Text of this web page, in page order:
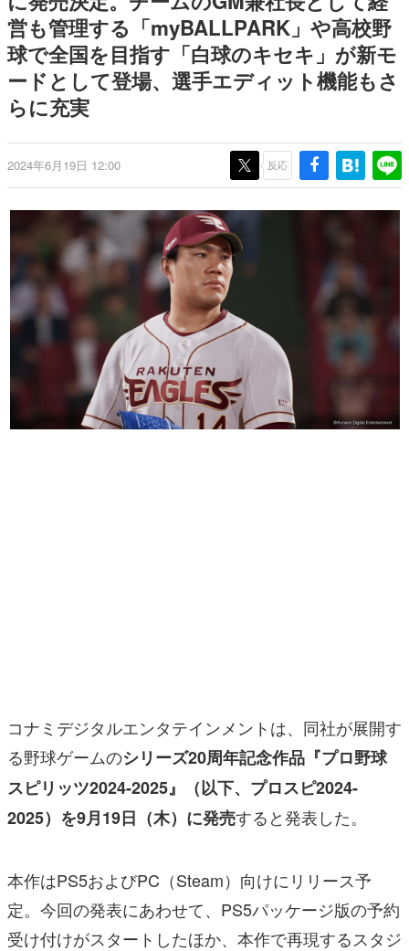
この物語を解いてはいけない。『赫本』は、〈試験問題〉
の形をした短編ホラー小説集です。
新世代に訊く
これからのデジタルゲーム市場を担う若きクリエイター達
ゲーム世代の作家たち
ゲームに多大な影響を受けた作家さんに取材し、ゲームが
日本のコンテンツ産業やカルチャーに与えた影響を探る企
画です。
日本モバイルゲーム産業史
日本のモバイルゲーム史における主要なトピック・タイト
ルを網羅するほか、開発者へのインタビューや識者による
解説を掲載。約20年の歴史が一望できる決定版！
若ゲのいたり〜ゲームクリエイターの青春〜
『うつヌケ』『ペンと箸』等で知られるマンガ家・田中圭
一先生によるゲーム業界レポートマンガです。
なんでゲームは面白い？
ゲーム開発者・hamatsu氏がゲームの魅力を画面や操作の
具体的な形から解き明かしていく、硬派で骨太な評論連載
です。
その他
電ファミニコゲーマーとは？
運営：株式会社マレ
営も管理する「myBALLPARK」や高校野
球で全国を目指す「白球のキセキ」が新モ
ードとして登場、選手エディット機能もさ
らに充実
2024年6月19日 12:00 反応
コナミデジタルエンタテインメントは、同社が展開す
る野球ゲームのシリーズ20周年記念作品『プロ野球
スピリッツ2024-2025』（以下、プロスピ2024-
2025）を9月19日（木）に発売すると発表した。
本作はPS5およびPC（Steam）向けにリリース予
定。今回の発表にあわせて、PS5パッケージ版の予約
受け付けがスタートしたほか、本作で再現するスタジ